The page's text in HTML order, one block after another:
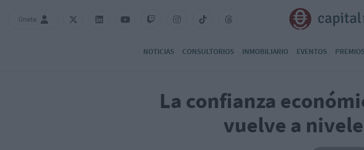
Únete
NOTICIAS CONSULTORIOS INMOBILIARIO EVENTOS
La confianza
vuelve a